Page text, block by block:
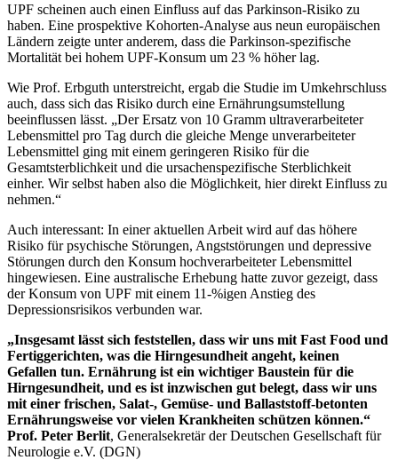
UPF scheinen auch einen Einfluss auf das Parkinson-Risiko zu
haben. Eine prospektive Kohorten-Analyse aus neun europäischen
Ländern zeigte unter anderem, dass die Parkinson-spezifische
Mortalität bei hohem UPF-Konsum um 23 % höher lag.
Wie Prof. Erbguth unterstreicht, ergab die Studie im Umkehrschluss
auch, dass sich das Risiko durch eine Ernährungsumstellung
beeinflussen lässt. „Der Ersatz von 10 Gramm ultraverarbeiteter
Lebensmittel pro Tag durch die gleiche Menge unverarbeiteter
Lebensmittel ging mit einem geringeren Risiko für die
Gesamtsterblichkeit und die ursachenspezifische Sterblichkeit
einher. Wir selbst haben also die Möglichkeit, hier direkt Einfluss zu
nehmen.“
Auch interessant: In einer aktuellen Arbeit wird auf das höhere
Risiko für psychische Störungen, Angststörungen und depressive
Störungen durch den Konsum hochverarbeiteter Lebensmittel
hingewiesen. Eine australische Erhebung hatte zuvor gezeigt, dass
der Konsum von UPF mit einem 11-%igen Anstieg des
Depressionsrisikos verbunden war.
„Insgesamt lässt sich feststellen, dass wir uns mit Fast Food und
Fertiggerichten, was die Hirngesundheit angeht, keinen
Gefallen tun. Ernährung ist ein wichtiger Baustein für die
Hirngesundheit, und es ist inzwischen gut belegt, dass wir uns
mit einer frischen, Salat-, Gemüse- und Ballaststoff-betonten
Ernährungsweise vor vielen Krankheiten schützen können.“
Prof. Peter Berlit, Generalsekretär der Deutschen Gesellschaft für
Neurologie e.V. (DGN)